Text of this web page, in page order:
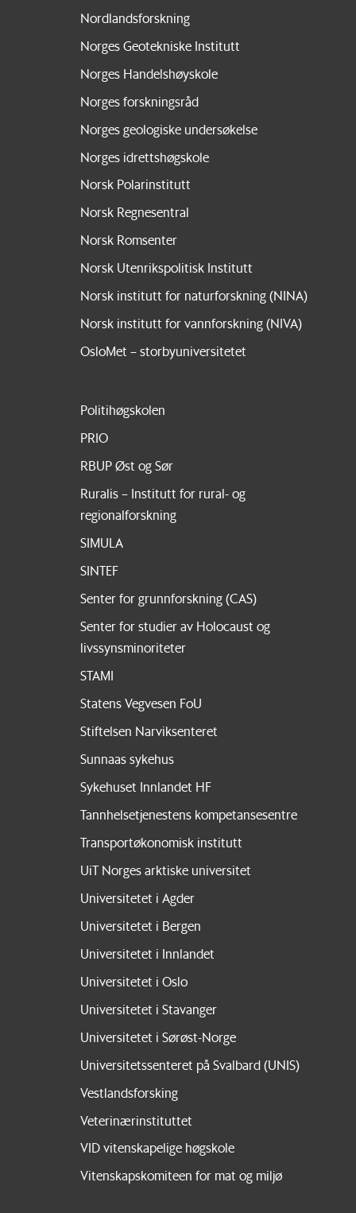
Nordlandsforskning
Norges Geotekniske Institutt
Norges Handelshøyskole
Norges forskningsråd
Norges geologiske undersøkelse
Norges idrettshøgskole
Norsk Polarinstitutt
Norsk Regnesentral
Norsk Romsenter
Norsk Utenrikspolitisk Institutt
Norsk institutt for naturforskning (NINA)
Norsk institutt for vannforskning (NIVA)
OsloMet – storbyuniversitetet
Politihøgskolen
PRIO
RBUP Øst og Sør
Ruralis – Institutt for rural- og
regionalforskning
SIMULA
SINTEF
Senter for grunnforskning (CAS)
Senter for studier av Holocaust og
livssynsminoriteter
STAMI
Statens Vegvesen FoU
Stiftelsen Narviksenteret
Sunnaas sykehus
Sykehuset Innlandet HF
Tannhelsetjenestens kompetansesentre
Transportøkonomisk institutt
UiT Norges arktiske universitet
Universitetet i Agder
Universitetet i Bergen
Universitetet i Innlandet
Universitetet i Oslo
Universitetet i Stavanger
Universitetet i Sørøst-Norge
Universitetssenteret på Svalbard (UNIS)
Vestlandsforsking
Veterinærinstituttet
VID vitenskapelige høgskole
Vitenskapskomiteen for mat og miljø